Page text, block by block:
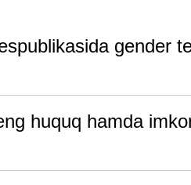
gender
huquq hamda